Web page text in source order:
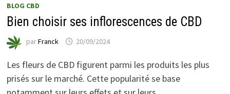
BLOG CBD
Bien choisir ses inflorescences de CBD
parFranck 20/09/2024
Les fleurs de CBD figurent parmi les produits les plus
prisés sur le marché. Cette popularité se base